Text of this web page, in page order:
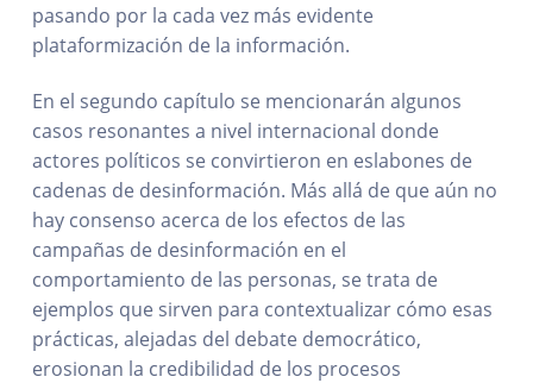
pasando por la cada vez más evidente
plataformización de la información.
En el segundo capítulo se mencionarán algunos
casos resonantes a nivel internacional donde
actores políticos se convirtieron en eslabones de
cadenas de desinformación. Más allá de que aún no
hay consenso acerca de los efectos de las
campañas de desinformación en el
comportamiento de las personas, se trata de
ejemplos que sirven para contextualizar cómo esas
prácticas, alejadas del debate democrático,
erosionan la credibilidad de los procesos